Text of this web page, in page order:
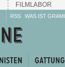
FILMLABOR
RSS WAS IST